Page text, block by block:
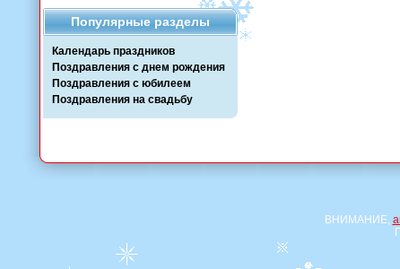
Популярные разделы
Календарь праздников
Поздравления с днем рождения
Поздравления с юбилеем
Поздравления на свадьбу
ВНИМАНИЕ,